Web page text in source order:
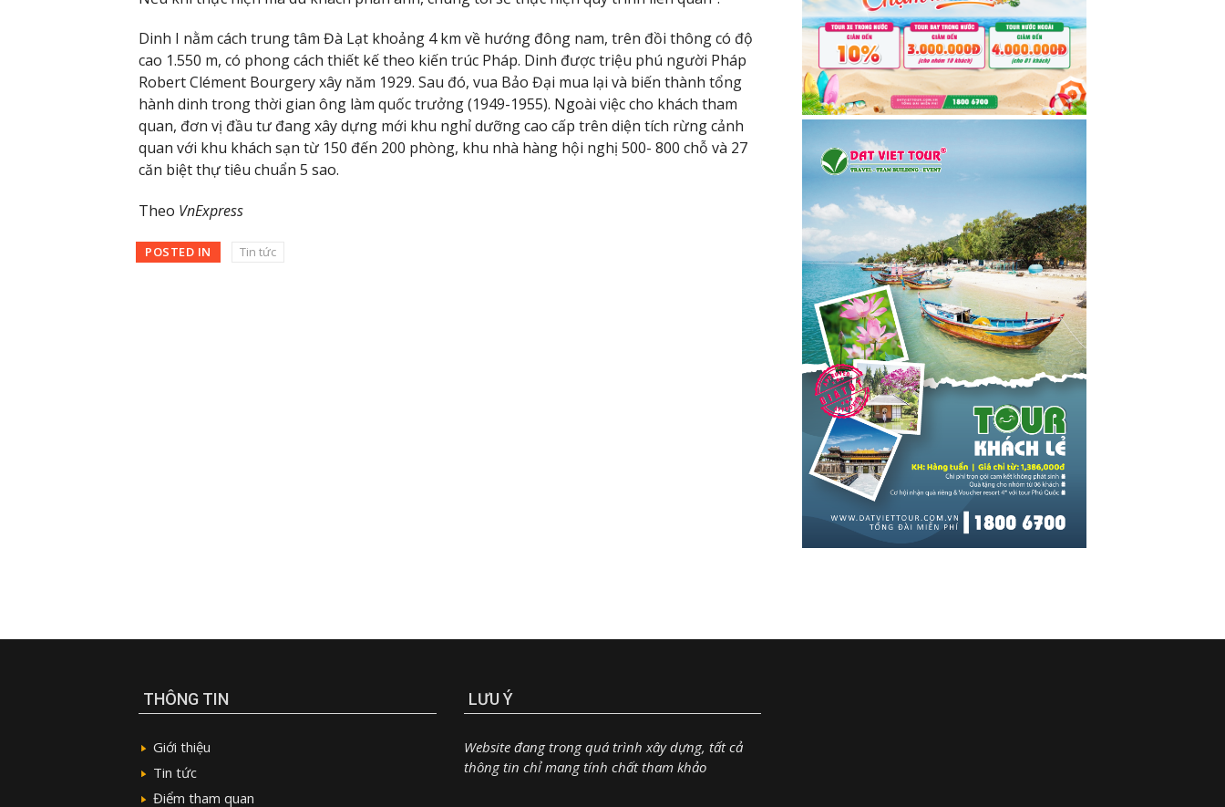
Dinh I nằm cách trung tâm Đà Lạt khoảng 4 km về hướng đông nam, trên đồi thông có độ
cao 1.550 m, có phong cách thiết kế theo kiến trúc Pháp. Dinh được triệu phú người Pháp
Robert Clément Bourgery xây năm 1929. Sau đó, vua Bảo Đại mua lại và biến thành tổng
hành dinh trong thời gian ông làm quốc trưởng (1949-1955). Ngoài việc cho khách tham
quan, đơn vị đầu tư đang xây dựng mới khu nghỉ dưỡng cao cấp trên diện tích rừng cảnh
quan với khu khách sạn từ 150 đến 200 phòng, khu nhà hàng hội nghị 500- 800 chỗ và 27
căn biệt thự tiêu chuẩn 5 sao.
Theo VnExpress
POSTED IN Tin tức
THÔNG TIN
Giới thiệu
Tin tức
Điểm tham quan
LƯU Ý
Website đang trong quá trình xây dựng, tất cả
thông tin chỉ mang tính chất tham khảo